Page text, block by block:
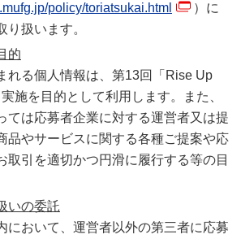
policy/toriatsukai.html
）に
り扱います。
的
れる個人情報は、第13回「Rise Up
施を目的として利用します。また、
ては応募者企業に対する運営者又は提
品やサービスに関する各種ご提案や応
取引を適切かつ円滑に履行する等の目
いの委託
において、運営者以外の第三者に応募